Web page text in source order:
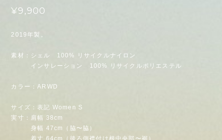
¥9,900
2019年製。
素材：シェル 100% リサイクルナイロン
インサレーション 100% リサイクルポリエステル
カラー：ARWD
サイズ：表記 Women S
実寸：肩幅 38cm
身幅 47cm（脇〜脇）
着丈 64cm（後ろ側襟付け根中央部〜裾）